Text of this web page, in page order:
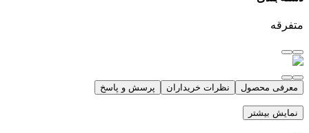
متفرقه
معرفی محصول نظرات خریداران پرسش و پاسخ
نمایش بیشتر